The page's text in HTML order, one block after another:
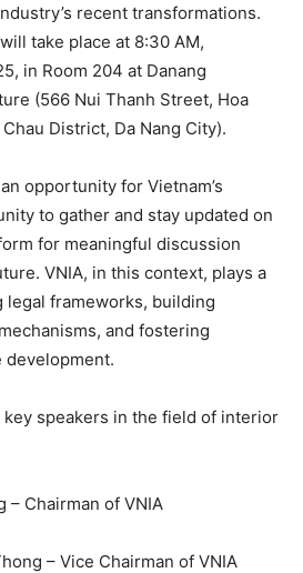
recent transformations.
take place at 8:30 AM,
in Room 204 at Danang
(566 Nui Thanh Street, Hoa
District, Da Nang City).
opportunity for Vietnam’s
to gather and stay updated on
for meaningful discussion
VNIA, in this context, plays a
legal frameworks, building
and fostering
development.
speakers in the field of interior
– Chairman of VNIA
– Vice Chairman of VNIA